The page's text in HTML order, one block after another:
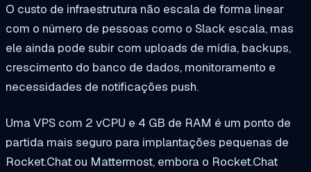
O custo de infraestrutura não escala de forma linear
com o número de pessoas como o Slack escala, mas
ele ainda pode subir com uploads de mídia, backups,
crescimento do banco de dados, monitoramento e
necessidades de notificações push.
Uma VPS com 2 vCPU e 4 GB de RAM é um ponto de
partida mais seguro para implantações pequenas de
Rocket.Chat ou Mattermost, embora o Rocket.Chat